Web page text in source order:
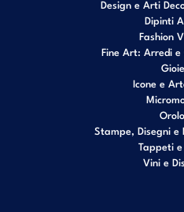
Design e Arti
Dipinti
Fashion
Fine Art: Arredi
Icone e
Stampe, Disegni
Tappeti
Vini e